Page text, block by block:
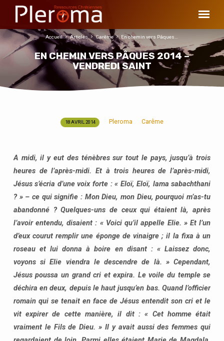
EN CHEMIN VERS PÂQUES 2014 –
VENDREDI SAINT
Accueil Articles Carême En chemin vers Pâques…
VERS
PÂQUES
2014
–
VENDREDI
SAINT
18 AVRIL 2014 Pleroma Carême
A midi, il y eut des ténèbres sur tout le pays, jusqu’à trois
heures de l’après-midi. Et à trois heures de l’après-midi,
Jésus s’écria d’une voix forte : « Eloï, Eloï, lama sabachthani
? » – ce qui signifie : Mon Dieu, mon Dieu, pourquoi m’as-tu
abandonné ? Quelques-uns de ceux qui étaient là, après
l’avoir entendu, disaient : « Voici qu’il appelle Elie. » Et l’un
d’eux courut remplir une éponge de vinaigre ; il la fixa à un
roseau et lui donna à boire en disant : « Laissez donc,
voyons si Elie viendra le descendre de là. » Cependant,
Jésus poussa un grand cri et expira. Le voile du temple se
déchira en deux, depuis le haut jusqu’en bas. Quand l’officier
romain qui se tenait en face de Jésus entendit son cri et le
vit expirer de cette manière, il dit : « Cet homme était
vraiment le Fils de Dieu. » Il y avait aussi des femmes qui